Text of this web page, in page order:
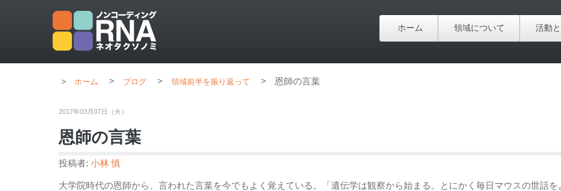
ホーム 領域について 活動
ホーム > ブログ > 領域前半を振り返って > 恩師の言葉
2017年03月07日（火）
恩師の言葉
投稿者: 小林 慎
大学院時代の恩師から、言われた言葉を今でもよく覚えている。「遺伝学は観察から始まる。とにかく毎日マウスの世話を